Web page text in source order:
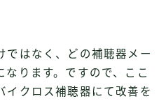
ではなく、どの補聴器メー
ります。ですので、ここ
イクロス補聴器にて改善を